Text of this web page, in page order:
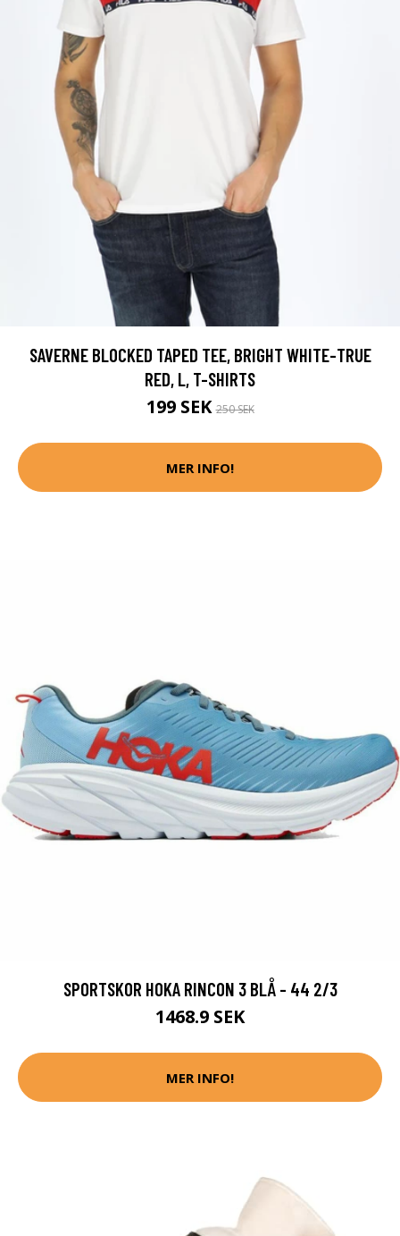
SAVERNE BLOCKED TAPED TEE, BRIGHT WHITE-TRUE
RED, L, T-SHIRTS
199 SEK250 SEK
MER INFO!
SPORTSKOR HOKA RINCON 3 BLÅ - 44 2/3
1468.9 SEK
MER INFO!